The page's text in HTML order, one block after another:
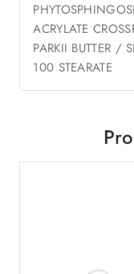
ACRYLATE
PARKII BUTTER /
100 STEARATE